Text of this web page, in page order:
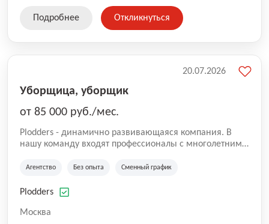
Подробнее Откликнуться
Уборщица, уборщик
от 85 000 руб./мес.
Plodders - динамично развивающаяся компания. В
нашу команду входят профессионалы с многолетним
на рынке аутсорсинга, а накопленный опыт позволяют
оказываемых услуг.
Агентство Без опыта Сменный график
Plodders
Москва
20.07.2026